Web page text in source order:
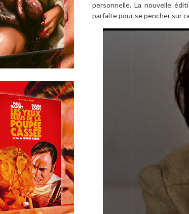
personnelle. La nouvelle é
parfaite pour se pencher sur